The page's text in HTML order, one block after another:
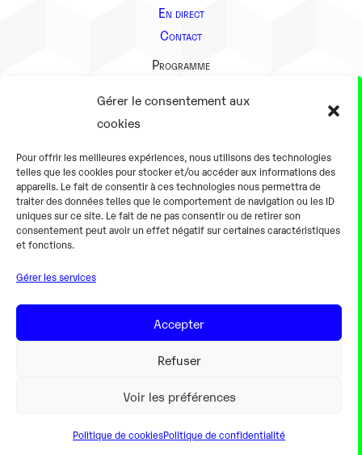
Gérer le consentement aux
cookies
Pour offrir les meilleures expériences, nous utilisons des technologies
telles que les cookies pour stocker et/ou accéder aux informations des
appareils. Le fait de consentir à ces technologies nous permettra de
traiter des données telles que le comportement de navigation ou les ID
uniques sur ce site. Le fait de ne pas consentir ou de retirer son
consentement peut avoir un effet négatif sur certaines caractéristiques
et fonctions.
Gérer les services
Accepter
Refuser
Voir les préférences
Politique de cookiesPolitique de confidentialité
En direct
Contact
Programme
Présentation
En pratique
Tarifs et horaires
Salles
Équipements numériques
Gaming
Mentions légales
Webdesign Colorinweb